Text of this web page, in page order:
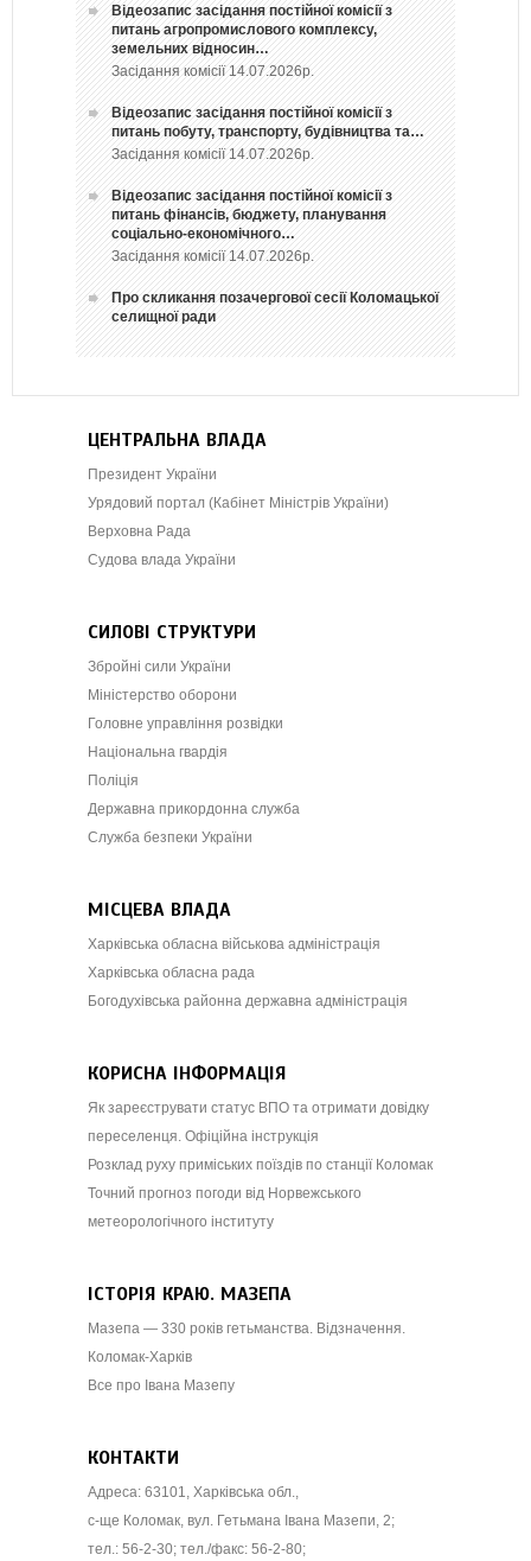
Відеозапис засідання постійної комісії з
питань агропромислового комплексу,
земельних відносин…
Засідання комісії 14.07.2026р.
Відеозапис засідання постійної комісії з
питань побуту, транспорту, будівництва та…
Засідання комісії 14.07.2026р.
Відеозапис засідання постійної комісії з
питань фінансів, бюджету, планування
соціально-економічного…
Засідання комісії 14.07.2026р.
Про скликання позачергової сесії Коломацької
селищної ради
ЦЕНТРАЛЬНА ВЛАДА
Президент України
Урядовий портал (Кабінет Міністрів України)
Верховна Рада
Судова влада України
СИЛОВІ СТРУКТУРИ
Збройні сили України
Міністерство оборони
Головне управління розвідки
Національна гвардія
Поліція
Державна прикордонна служба
Служба безпеки України
МІСЦЕВА ВЛАДА
Харківська обласна військова адміністрація
Харківська обласна рада
Богодухівська районна державна адміністрація
КОРИСНА ІНФОРМАЦІЯ
Як зареєструвати статус ВПО та отримати довідку
переселенця. Офіційна інструкція
Розклад руху приміських поїздів по станції Коломак
Точний прогноз погоди від Норвежського
метеорологічного інституту
ІСТОРІЯ КРАЮ. МАЗЕПА
Мазепа — 330 років гетьманства. Відзначення.
Коломак-Харків
Все про Івана Мазепу
КОНТАКТИ
Адреса: 63101, Харківська обл.,
с-ще Коломак, вул. Гетьмана Івана Мазепи, 2;
тел.: 56-2-30; тел./факс: 56-2-80;